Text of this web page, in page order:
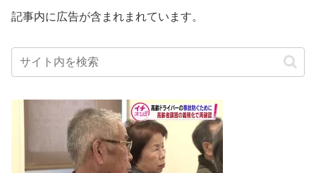
記事内に広告が含まれまれています。